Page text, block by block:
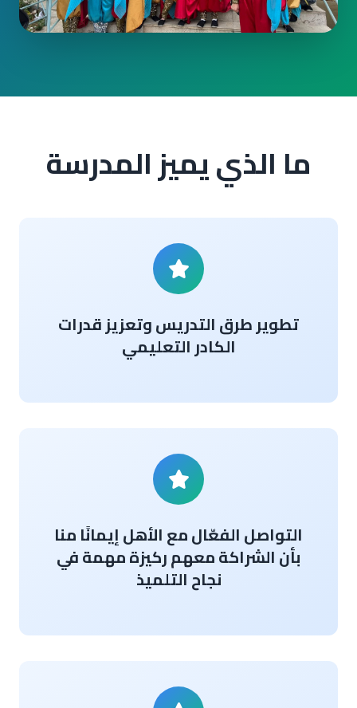
ما الذي يميز المدرسة
تطوير طرق التدريس وتعزيز قدرات
الكادر التعليمي
التواصل الفعّال مع الأهل إيمانًا منا
بأن الشراكة معهم ركيزة مهمة في
نجاح التلميذ